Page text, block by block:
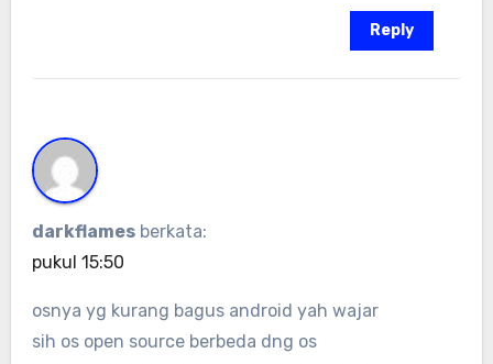
Reply
darkflames berkata:
pukul 15:50
osnya yg kurang bagus android yah wajar
sih os open source berbeda dng os